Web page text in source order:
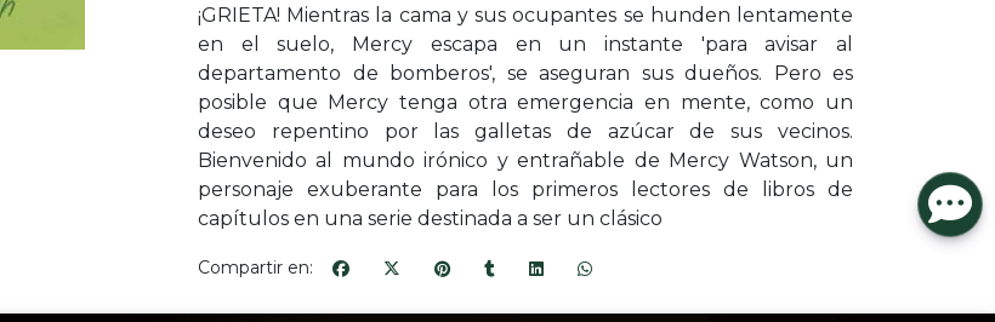
¡GRIETA! Mientras la cama y sus ocupantes se hunden lentamente
en el suelo, Mercy escapa en un instante 'para avisar al
departamento de bomberos', se aseguran sus dueños. Pero es
posible que Mercy tenga otra emergencia en mente, como un
deseo repentino por las galletas de azúcar de sus vecinos.
Bienvenido al mundo irónico y entrañable de Mercy Watson, un
personaje exuberante para los primeros lectores de libros de
capítulos en una serie destinada a ser un clásico
Compartir en: